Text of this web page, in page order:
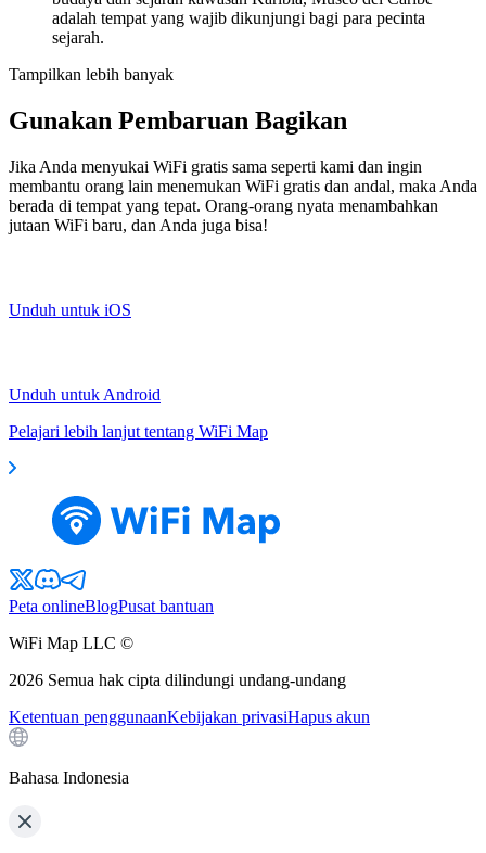
adalah tempat yang wajib dikunjungi bagi para pecinta
sejarah.
Tampilkan lebih banyak
Gunakan Pembaruan Bagikan
Jika Anda menyukai WiFi gratis sama seperti kami dan ingin
membantu orang lain menemukan WiFi gratis dan andal, maka Anda
berada di tempat yang tepat. Orang-orang nyata menambahkan
jutaan WiFi baru, dan Anda juga bisa!
Unduh untuk iOS
Unduh untuk Android
Pelajari lebih lanjut tentang WiFi Map
Peta onlineBlogPusat bantuan
WiFi Map LLC ©
2026 Semua hak cipta dilindungi undang-undang
Ketentuan penggunaanKebijakan privasiHapus akun
Bahasa Indonesia